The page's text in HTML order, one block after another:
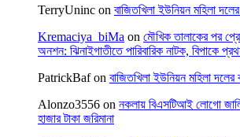
TerryUninc on বাজিতখিলা ইউনিয়ন মহিলা
Kremaciya_biMa on মৌখিক তালাকের পর
অনশন: ঝিনাইগাতীতে পারিবারিক নাটক, বিপাকে
PatrickBafon বাজিতখিলা ইউনিয়ন মহিলা দলের
Alonzo3556 on নকলায় বিএসটিআই লোগো
হাজার টাকা জরিমানা